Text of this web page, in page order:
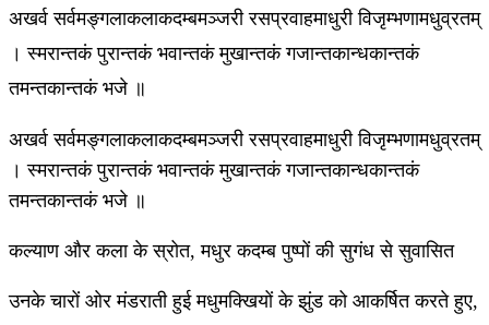
अखर्व सर्वमङ्गलाकलाकदम्बमञ्जरी रसप्रवाहमाधुरी विजृम्भणामधुव्रतम्
। स्मरान्तकं पुरान्तकं भवान्तकं मुखान्तकं गजान्तकान्धकान्तकं
तमन्तकान्तकं भजे ॥
अखर्व सर्वमङ्गलाकलाकदम्बमञ्जरी रसप्रवाहमाधुरी विजृम्भणामधुव्रतम्
। स्मरान्तकं पुरान्तकं भवान्तकं मुखान्तकं गजान्तकान्धकान्तकं
तमन्तकान्तकं भजे ॥
कल्याण और कला के स्रोत, मधुर कदम्ब पुष्पों की सुगंध से सुवासित
उनके चारों ओर मंडराती हुई मधुमक्खियों के झुंड को आकर्षित करते हुए,